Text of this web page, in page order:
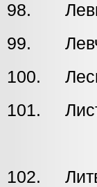
98.
99.
100.
101.
102.